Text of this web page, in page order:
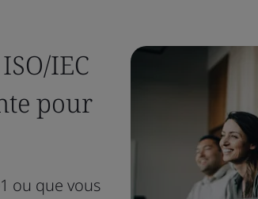
IEC
pour
ou que vous